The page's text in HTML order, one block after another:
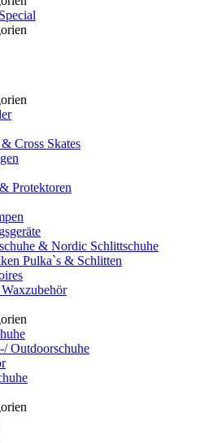
Cross Skates
Protektoren
& Nordic Schlittschuhe
Pulka`s & Schlitten
Outdoorschuhe